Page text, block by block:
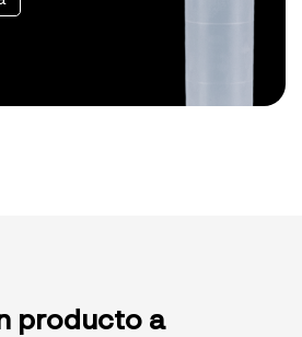
producto a